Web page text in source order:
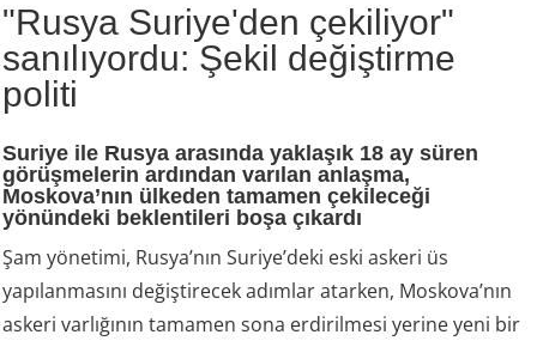
"Rusya Suriye'den çekiliyor"
sanılıyordu: Şekil değiştirme
politi
Suriye ile Rusya arasında yaklaşık 18 ay süren
görüşmelerin ardından varılan anlaşma,
Moskova’nın ülkeden tamamen çekileceği
yönündeki beklentileri boşa çıkardı
Şam yönetimi, Rusya’nın Suriye’deki eski askeri üs
yapılanmasını değiştirecek adımlar atarken, Moskova’nın
askeri varlığının tamamen sona erdirilmesi yerine yeni bir